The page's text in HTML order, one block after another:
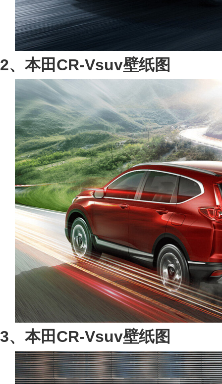
2、本田CR-Vsuv壁纸图
3、本田CR-Vsuv壁纸图